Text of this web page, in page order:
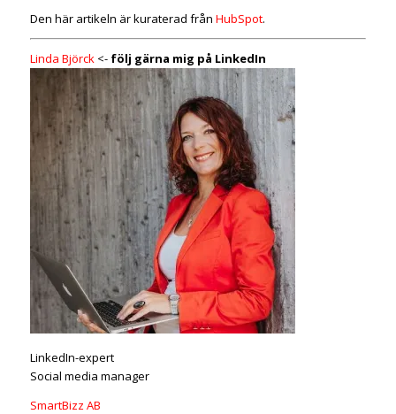
Den här artikeln är kuraterad från HubSpot.
Linda Björck<- följ gärna mig på LinkedIn
LinkedIn-expert
Social media manager
SmartBizz AB